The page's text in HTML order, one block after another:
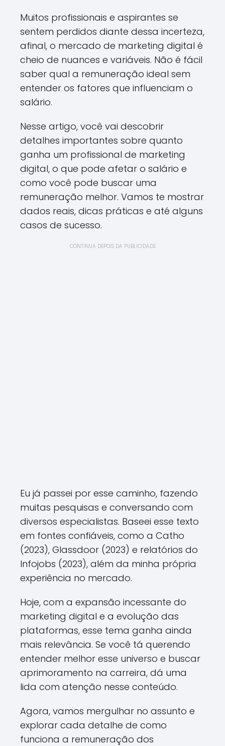
Muitos profissionais e aspirantes se
sentem perdidos diante dessa incerteza,
afinal, o mercado de marketing digital é
cheio de nuances e variáveis. Não é fácil
saber qual a remuneração ideal sem
entender os fatores que influenciam o
salário.
Nesse artigo, você vai descobrir
detalhes importantes sobre quanto
ganha um profissional de marketing
digital, o que pode afetar o salário e
como você pode buscar uma
remuneração melhor. Vamos te mostrar
dados reais, dicas práticas e até alguns
casos de sucesso.
CONTINUA DEPOIS DA PUBLICIDADE
Eu já passei por esse caminho, fazendo
muitas pesquisas e conversando com
diversos especialistas. Baseei esse texto
em fontes confiáveis, como a Catho
(2023), Glassdoor (2023) e relatórios do
Infojobs (2023), além da minha própria
experiência no mercado.
Hoje, com a expansão incessante do
marketing digital e a evolução das
plataformas, esse tema ganha ainda
mais relevância. Se você tá querendo
entender melhor esse universo e buscar
aprimoramento na carreira, dá uma
lida com atenção nesse conteúdo.
Agora, vamos mergulhar no assunto e
explorar cada detalhe de como
funciona a remuneração dos